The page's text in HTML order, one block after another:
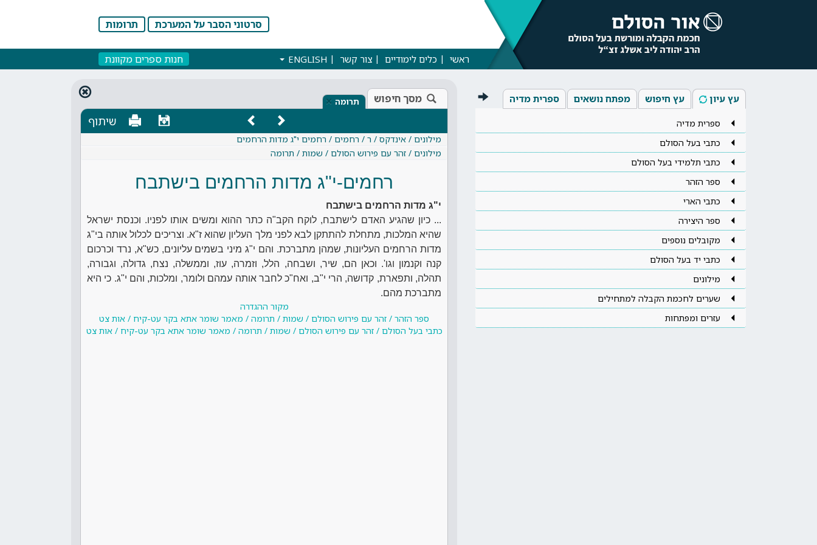
סרטוני הסבר על המערכת תרומות
ראשי כלים לימודיים צור קשר ENGLISH חנות ספרים מקוונת
עץ עיון עץ חיפוש מפתח נושאים ספרית מדיה
ספרית מדיה
כתבי בעל הסולם
כתבי תלמידי בעל הסולם
ספר הזהר
כתבי הארי
ספר היצירה
מקובלים נוספים
כתבי יד בעל הסולם
מילונים
שערים לחכמת הקבלה למתחילים
עזרים ומפתחות
מסך חיפוש תרומה ×
שיתוף
מילונים / אינדקס / ר / רחמים / רחמים י"ג מדות הרחמים
מילונים / זהר עם פירוש הסולם / שמות / תרומה
רחמים-י"ג מדות הרחמים בישתבח
י"ג מדות הרחמים בישתבח
... כיון שהגיע האדם לישתבח, לוקח הקב"ה כתר ההוא ומשים אותו לפניו. וכנסת ישראל
שהיא המלכות, מתחלת להתתקן לבא לפני מלך העליון שהוא ז"א. וצריכים לכלול אותה בי"ג
מדות הרחמים העליונות, שמהן מתברכת. והם י"ג מיני בשמים עליונים, כש"א, נרד וכרכום
קנה וקנמון וגו'. וכאן הם, שיר, ושבחה, הלל, וזמרה, עוז, וממשלה, נצח, גדולה, וגבורה,
תהלה, ותפארת, קדושה, הרי י"ב, ואח"כ לחבר אותה עמהם ולומר, ומלכות, והם י"ג. כי היא
מתברכת מהם.
מקור ההגדרה
ספר הזהר / זהר עם פירוש הסולם / שמות / תרומה / מאמר שומר אתא בקר עט-קיח / אות צט
כתבי בעל הסולם / זהר עם פירוש הסולם / שמות / תרומה / מאמר שומר אתא בקר עט-קיח / אות צט